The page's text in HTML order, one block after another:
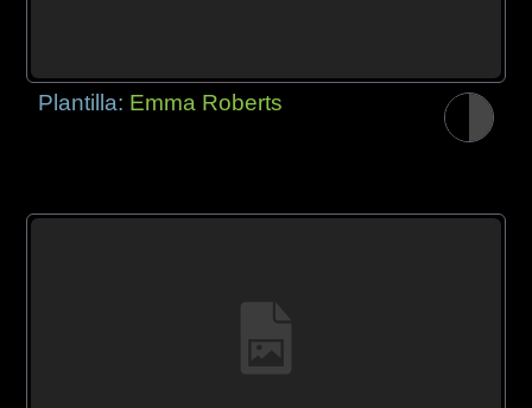
Plantilla: Emma Roberts